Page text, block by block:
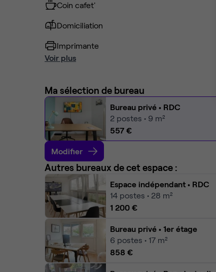
Coin cafet'
Domiciliation
Imprimante
Voir plus
Ma sélection de bureau
Bureau privé • RDC
2 postes • 9 m²
557 €
Modifier
Autres bureaux de cet espace :
Espace indépendant • RDC
14 postes • 28 m²
1 200 €
Bureau privé • 1er étage
6 postes • 17 m²
858 €